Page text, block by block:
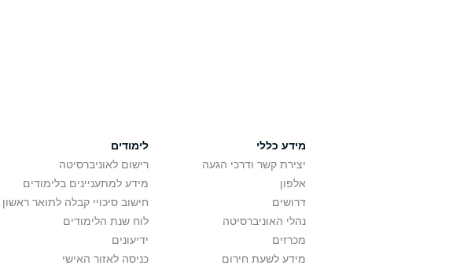
מידע כללי
יצירת קשר ודרכי הגעה
אלפון
דרושים
נהלי האוניברסיטה
מכרזים
מידע לשעת חירום
לימודים
רישום לאוניברסיטה
מידע למתעניינים בלימודים
חישוב סיכויי קבלה לתואר ראשון
לוח שנת הלימודים
ידיעונים
כניסה לאזור האישי